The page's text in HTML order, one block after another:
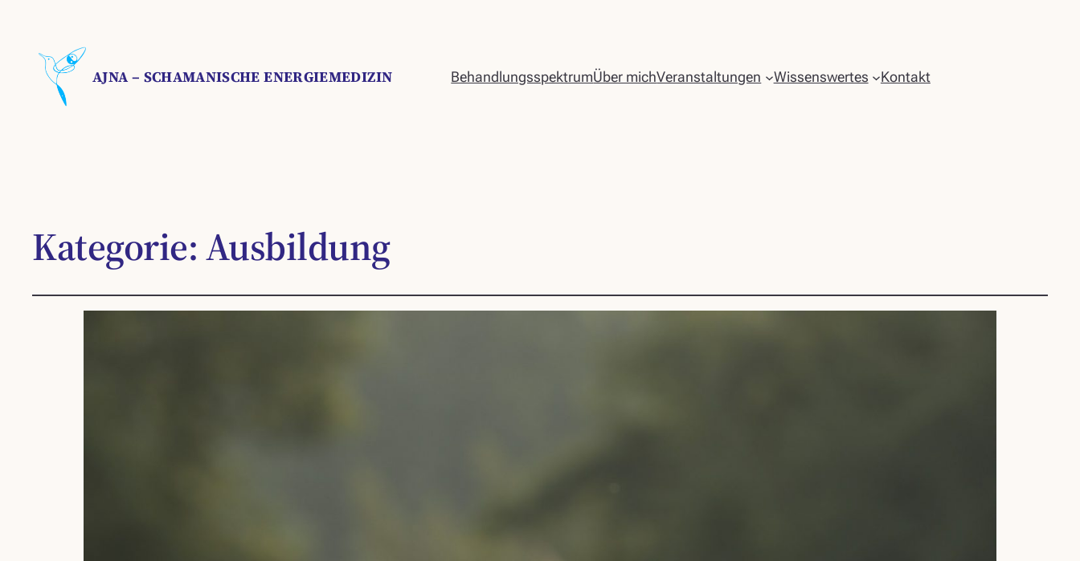
AJNA – SCHAMANISCHE ENERGIEMEDIZIN BehandlungsspektrumÜber michVeranstaltungen Wissenswertes Kontakt
Kategorie:Ausbildung